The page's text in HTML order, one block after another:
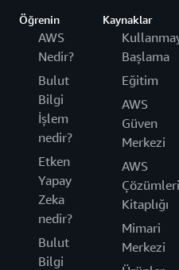
Öğrenin
AWS
Nedir?
Bulut
Bilgi
İşlem
nedir?
Etken
Yapay
Zeka
nedir?
Bulut
Bilgi
Kaynaklar
Başlama
Eğitim
AWS
Güven
Merkezi
AWS
Çözümleri
Kitaplığı
Mimari
Merkezi